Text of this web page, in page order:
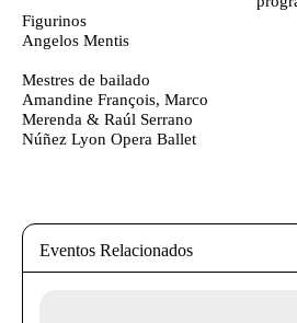
Figurinos
Angelos Mentis
Mestres de bailado
Amandine François, Marco
Merenda & Raúl Serrano
Núñez Lyon Opera Ballet
Eventos Relacionados